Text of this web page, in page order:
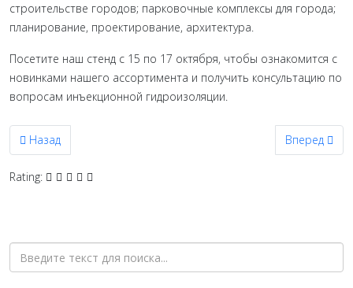
строительстве городов; парковочные комплексы для города;
планирование, проектирование, архитектура.
Посетите наш стенд с 15 по 17 октября, чтобы ознакомится с
новинками нашего ассортимента и получить консультацию по
вопросам инъекционной гидроизоляции.
Предыдущий: Выставка K2013 (Дюссельдорф)
Назад Следующий:
Вперед
Rating: